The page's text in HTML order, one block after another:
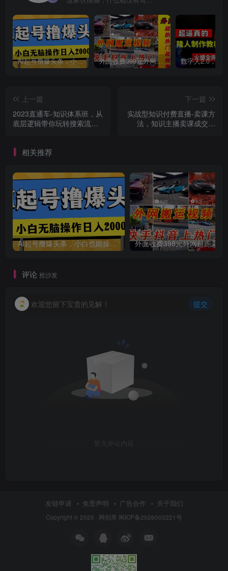
AI起号撸爆头条，小白也能操作，日入2000+ 外面收费398元外网超跑豪车汽车视频搬运至快手抖音上热门项目
上一篇
2023直通车-知识体系班，从
底层逻辑带你玩转搜索流量
下一篇
实战型知识付费直播-卖课方
法，知识主播卖课成交公
相关推荐
AI起号撸爆头条，小白也能操作，日入2000+
评论 抢沙发
欢迎您留下宝贵的见解！ 提交
暂无评论内容
友链申请 免责声明 广告合作 关于我们
Copyright © 2025 · 网创库 闽ICP备2026003221号